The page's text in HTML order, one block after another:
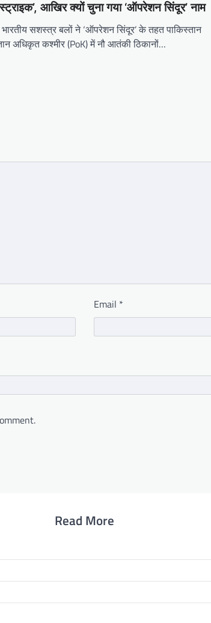
आखिर क्यों चुना गया ‘ऑपरेशन सिंदूर’ नाम
सशस्त्र बलों ने ‘ऑपरेशन सिंदूर’ के तहत पाकिस्तान
अधिकृत कश्मीर (PoK) में नौ आतंकी ठिकानों…
Email *
Read More